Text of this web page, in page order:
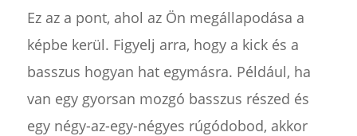
Ez az a pont, ahol az Ön megállapodása a
képbe kerül. Figyelj arra, hogy a kick és a
basszus hogyan hat egymásra. Például, ha
van egy gyorsan mozgó basszus részed és
egy négy-az-egy-négyes rúgódobod, akkor